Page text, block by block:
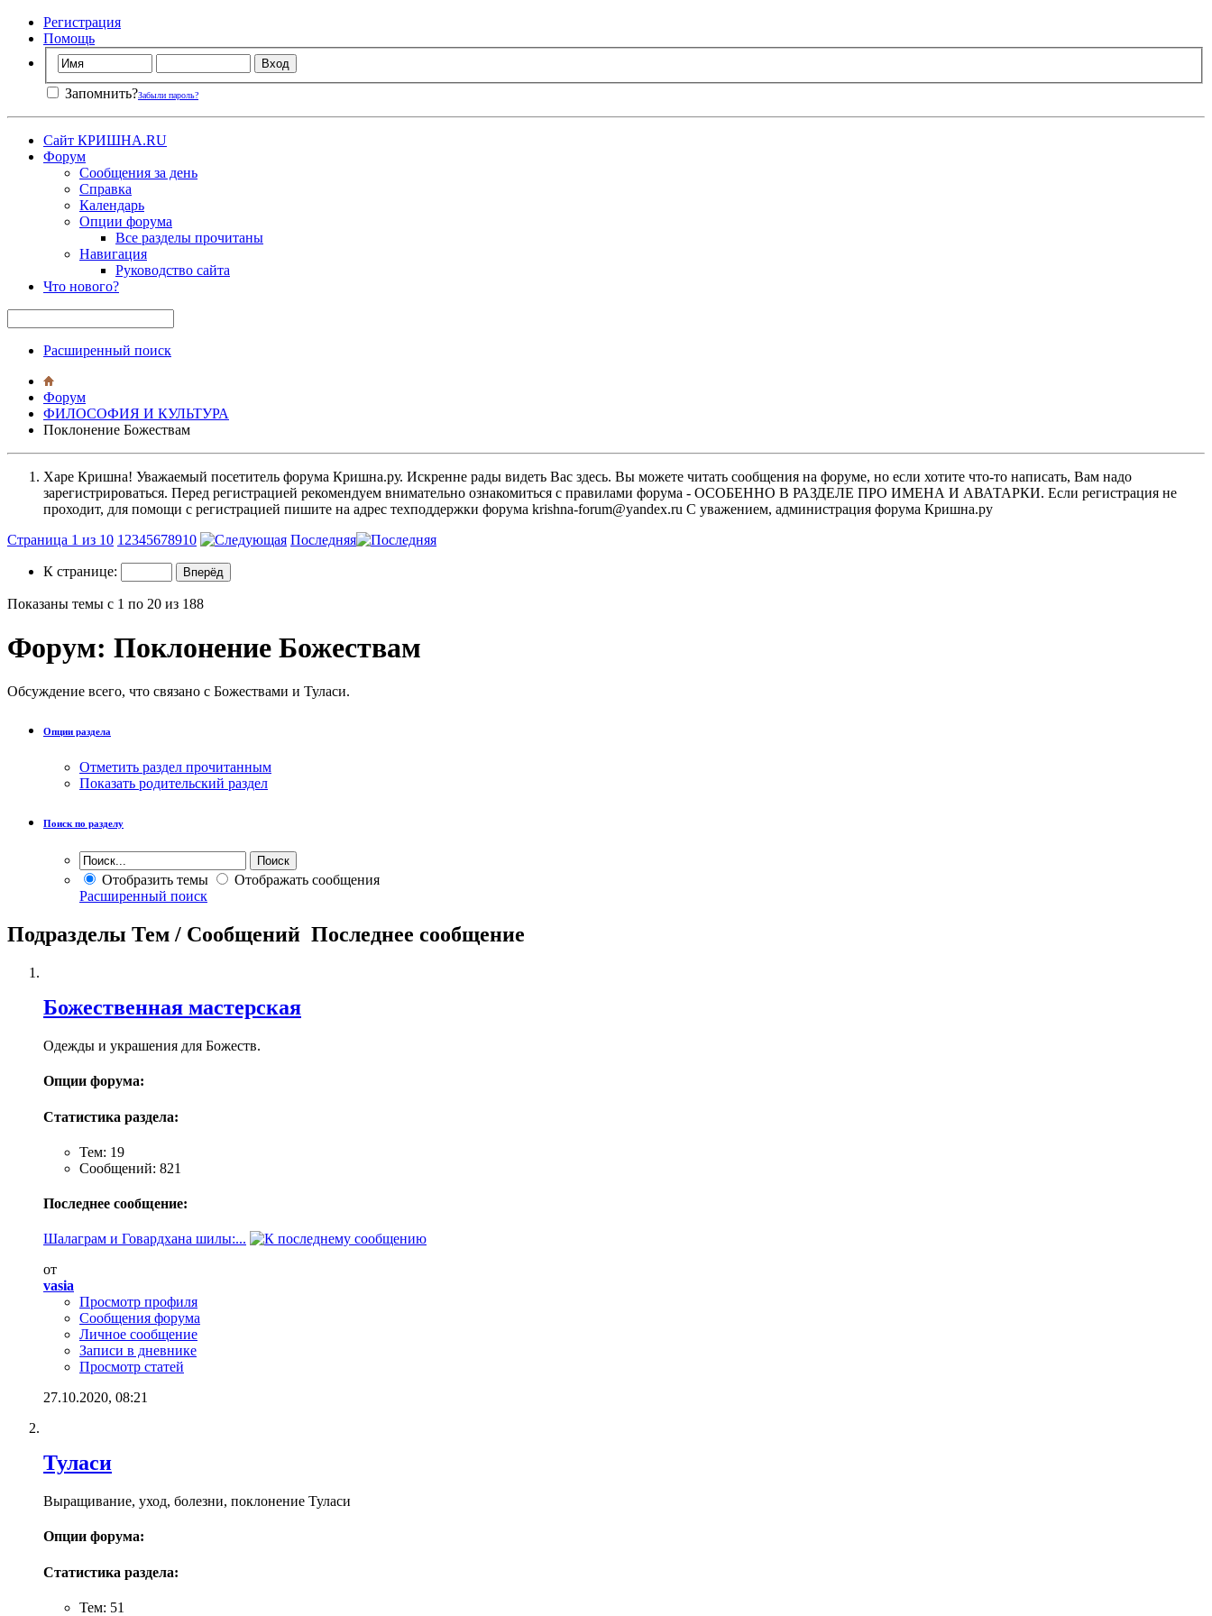
Регистрация
Помощь
Запомнить?Забыли пароль?
Сайт КРИШНА.RU
Форум
Сообщения за день
Справка
Календарь
Опции форума
Все разделы прочитаны
Навигация
Руководство сайта
Что нового?
Расширенный поиск
Форум
ФИЛОСОФИЯ И КУЛЬТУРА
Поклонение Божествам
Харе Кришна! Уважаемый посетитель форума Кришна.ру. Искренне рады видеть Вас здесь. Вы можете читать сообщения на форуме, но если хотите что-то написать, Вам надо
зарегистрироваться. Перед регистрацией рекомендуем внимательно ознакомиться с правилами форума - ОСОБЕННО В РАЗДЕЛЕ ПРО ИМЕНА И АВАТАРКИ. Если регистрация не
проходит, для помощи с регистрацией пишите на адрес техподдержки форума krishna-forum@yandex.ru С уважением, администрация форума Кришна.ру
Страница 1 из 10 1 2345678910 Последняя
К странице:
Показаны темы с 1 по 20 из 188
Форум: Поклонение Божествам
Обсуждение всего, что связано с Божествами и Туласи.
Опции раздела
Отметить раздел прочитанным
Показать родительский раздел
Поиск по разделу
Отобразить темы
Отображать сообщения
Расширенный поиск
Подразделы Тем / Сообщений Последнее сообщение
Божественная мастерская
Одежды и украшения для Божеств.
Опции форума:
Статистика раздела:
Тем: 19
Сообщений: 821
Последнее сообщение:
Шалаграм и Говардхана шилы:...
от
vasia
Просмотр профиля
Сообщения форума
Личное сообщение
Записи в дневнике
Просмотр статей
27.10.2020, 08:21
Туласи
Выращивание, уход, болезни, поклонение Туласи
Опции форума:
Статистика раздела:
Тем: 51